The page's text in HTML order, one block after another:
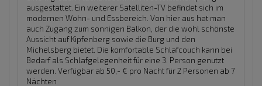
ausgestattet. Ein weiterer Satelliten-TV befindet sich im
modernen Wohn- und Essbereich. Von hier aus hat man
auch Zugang zum sonnigen Balkon, der die wohl schönste
Aussicht auf Kipfenberg sowie die Burg und den
Michelsberg bietet. Die komfortable Schlafcouch kann bei
Bedarf als Schlafgelegenheit für eine 3. Person genutzt
werden. Verfügbar ab 50,- € pro Nacht für 2 Personen ab 7
Nächten